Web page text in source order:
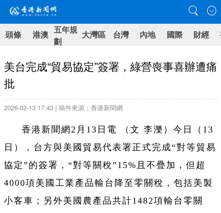
頭條 港澳 五年規
劃
大灣區 台灣 內地 國際 財經
美台完成“貿易協定”簽署，綠營喪事喜辦遭痛
批
2026-02-13 17:43 | 稿件來源：香港新聞網
香港新聞網2月13日電 （文 李濼）今日（13
日），台方與美國貿易代表署正式完成“對等貿易
協定”的簽署，“對等關稅”15%且不疊加，但超
4000項美國工業產品輸台降至零關稅，包括美製
小客車；另外美國農產品共計1482項輸台零關